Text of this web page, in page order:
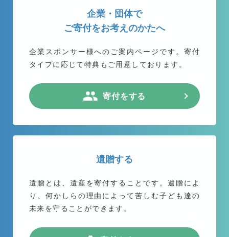
企業・団体で
ご寄付をお考えのかたへ
企業スポンサー様へのご案内ページです。 寄付
タイプに応じて特典もご用意しております。
寄付をする
遺贈する
遺贈とは、遺産を寄付することです。遺贈によ
り、何かしらの理由によって苦しむ子ども達の
未来を守ることができます。